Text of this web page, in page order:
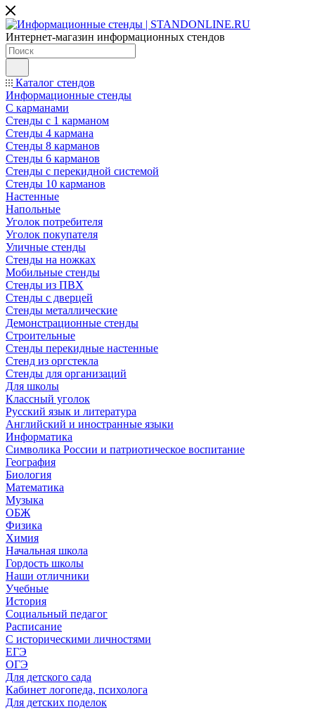
Интернет-магазин информационных стендов
Каталог стендов
Информационные стенды
С карманами
Стенды с 1 карманом
Стенды 4 кармана
Стенды 8 карманов
Стенды 6 карманов
Стенды с перекидной системой
Стенды 10 карманов
Настенные
Напольные
Уголок потребителя
Уголок покупателя
Уличные стенды
Стенды на ножках
Мобильные стенды
Стенды из ПВХ
Стенды с дверцей
Стенды металлические
Демонстрационные стенды
Строительные
Стенды перекидные настенные
Стенд из оргстекла
Стенды для организаций
Для школы
Классный уголок
Русский язык и литература
Английский и иностранные языки
Информатика
Символика России и патриотическое воспитание
География
Биология
Математика
Музыка
ОБЖ
Физика
Химия
Начальная школа
Гордость школы
Наши отличники
Учебные
История
Социальный педагог
Расписание
С историческими личностями
ЕГЭ
ОГЭ
Для детского сада
Кабинет логопеда, психолога
Для детских поделок